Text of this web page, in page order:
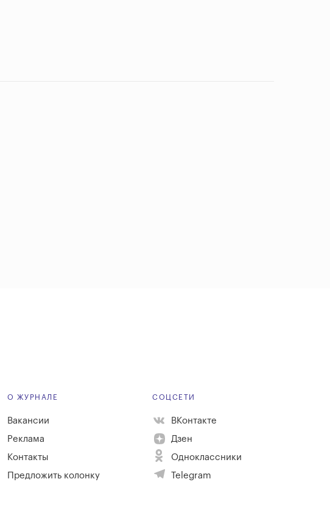
О ЖУРНАЛЕ
Вакансии
Реклама
Контакты
Предложить колонку
СОЦСЕТИ
ВКонтакте
Дзен
Одноклассники
Telegram